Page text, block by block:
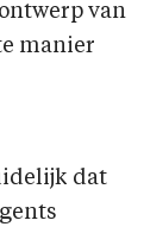
van
manier
dat